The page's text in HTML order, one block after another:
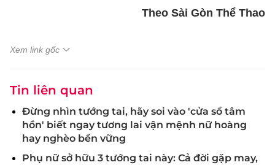
Theo Sài Gòn Thể Thao
Xem link gốc
Tin liên quan
Đừng nhìn tướng tai, hãy soi vào 'cửa sổ tâm
hồn' biết ngay tương lai vận mệnh nữ hoàng
hay nghèo bền vững
Phụ nữ sở hữu 3 tướng tai này: Cả đời gặp may,